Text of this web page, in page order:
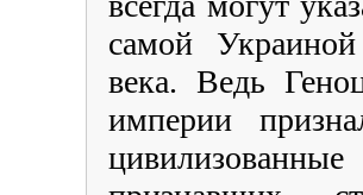
самой
века. Ведь
империи